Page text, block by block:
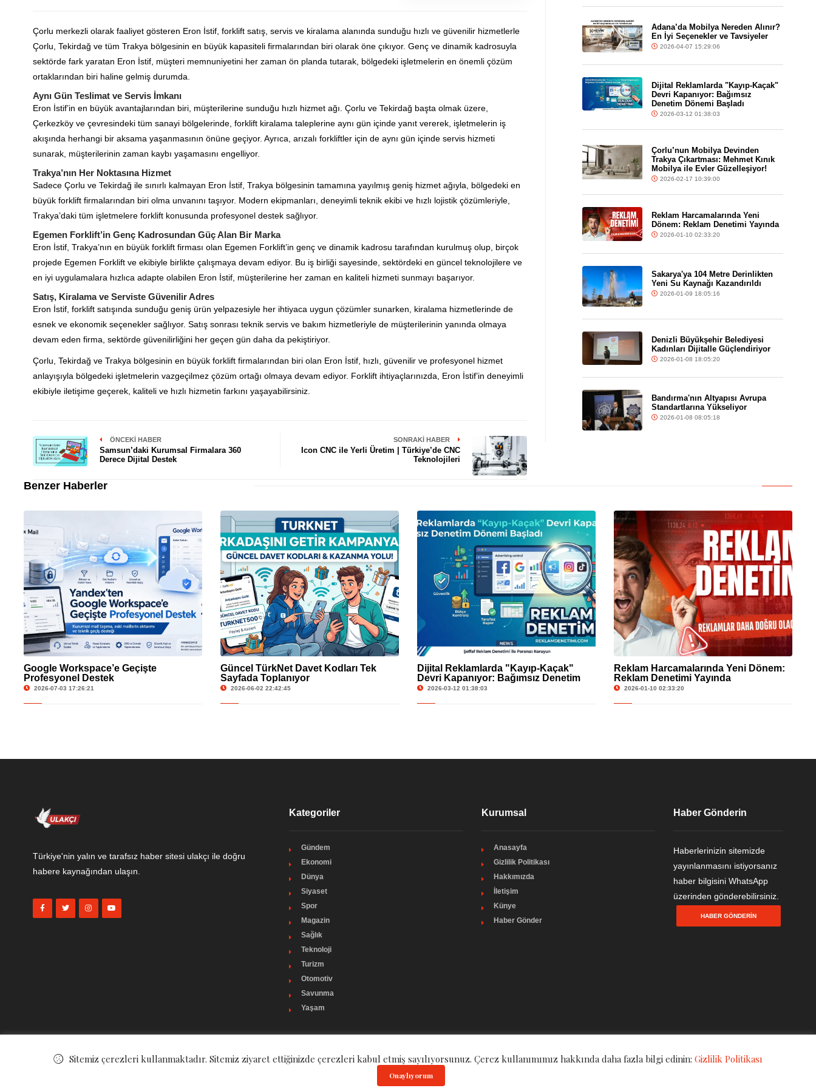
Çorlu merkezli olarak faaliyet gösteren Eron İstif, forklift satış, servis ve kiralama alanında sunduğu hızlı ve güvenilir hizmetlerle
Çorlu, Tekirdağ ve tüm Trakya bölgesinin en büyük kapasiteli firmalarından biri olarak öne çıkıyor. Genç ve dinamik kadrosuyla
sektörde fark yaratan Eron İstif, müşteri memnuniyetini her zaman ön planda tutarak, bölgedeki işletmelerin en önemli çözüm
ortaklarından biri haline gelmiş durumda.
Aynı Gün Teslimat ve Servis İmkanı
Eron İstif’in en büyük avantajlarından biri, müşterilerine sunduğu hızlı hizmet ağı. Çorlu ve Tekirdağ başta olmak üzere,
Çerkezköy ve çevresindeki tüm sanayi bölgelerinde, forklift kiralama taleplerine aynı gün içinde yanıt vererek, işletmelerin iş
akışında herhangi bir aksama yaşanmasının önüne geçiyor. Ayrıca, arızalı forkliftler için de aynı gün içinde servis hizmeti
sunarak, müşterilerinin zaman kaybı yaşamasını engelliyor.
Trakya’nın Her Noktasına Hizmet
Sadece Çorlu ve Tekirdağ ile sınırlı kalmayan Eron İstif, Trakya bölgesinin tamamına yayılmış geniş hizmet ağıyla, bölgedeki en
büyük forklift firmalarından biri olma unvanını taşıyor. Modern ekipmanları, deneyimli teknik ekibi ve hızlı lojistik çözümleriyle,
Trakya’daki tüm işletmelere forklift konusunda profesyonel destek sağlıyor.
Egemen Forklift’in Genç Kadrosundan Güç Alan Bir Marka
Eron İstif, Trakya’nın en büyük forklift firması olan Egemen Forklift’in genç ve dinamik kadrosu tarafından kurulmuş olup, birçok
projede Egemen Forklift ve ekibiyle birlikte çalışmaya devam ediyor. Bu iş birliği sayesinde, sektördeki en güncel teknolojilere ve
en iyi uygulamalara hızlıca adapte olabilen Eron İstif, müşterilerine her zaman en kaliteli hizmeti sunmayı başarıyor.
Satış, Kiralama ve Serviste Güvenilir Adres
Eron İstif, forklift satışında sunduğu geniş ürün yelpazesiyle her ihtiyaca uygun çözümler sunarken, kiralama hizmetlerinde de
esnek ve ekonomik seçenekler sağlıyor. Satış sonrası teknik servis ve bakım hizmetleriyle de müşterilerinin yanında olmaya
devam eden firma, sektörde güvenilirliğini her geçen gün daha da pekiştiriyor.
Çorlu, Tekirdağ ve Trakya bölgesinin en büyük forklift firmalarından biri olan Eron İstif, hızlı, güvenilir ve profesyonel hizmet
anlayışıyla bölgedeki işletmelerin vazgeçilmez çözüm ortağı olmaya devam ediyor. Forklift ihtiyaçlarınızda, Eron İstif’in deneyimli
ekibiyle iletişime geçerek, kaliteli ve hızlı hizmetin farkını yaşayabilirsiniz.
ÖNCEKI HABER
Samsun’daki Kurumsal Firmalara 360
Derece Dijital Destek
SONRAKI HABER
Icon CNC ile Yerli Üretim | Türkiye’de CNC
Teknolojileri
Adana’da Mobilya Nereden Alınır?
En İyi Seçenekler ve Tavsiyeler
2026-04-07 15:29:06
Dijital Reklamlarda "Kayıp-Kaçak"
Devri Kapanıyor: Bağımsız
Denetim Dönemi Başladı
2026-03-12 01:38:03
Çorlu’nun Mobilya Devinden
Trakya Çıkartması: Mehmet Kınık
Mobilya ile Evler Güzelleşiyor!
2026-02-17 10:39:00
Reklam Harcamalarında Yeni
Dönem: Reklam Denetimi Yayında
2026-01-10 02:33:20
Sakarya'ya 104 Metre Derinlikten
Yeni Su Kaynağı Kazandırıldı
2026-01-09 18:05:16
Denizli Büyükşehir Belediyesi
Kadınları Dijitalle Güçlendiriyor
2026-01-08 18:05:20
Bandırma'nın Altyapısı Avrupa
Standartlarına Yükseliyor
2026-01-08 08:05:18
Benzer Haberler
Google Workspace’e Geçişte
Profesyonel Destek
2026-07-03 17:26:21
Güncel TürkNet Davet Kodları Tek
Sayfada Toplanıyor
2026-06-02 22:42:45
Dijital Reklamlarda "Kayıp-Kaçak"
Devri Kapanıyor: Bağımsız Denetim
Dönemi Başladı
2026-03-12 01:38:03
Reklam Harcamalarında Yeni Dönem:
Reklam Denetimi Yayında
2026-01-10 02:33:20
Türkiye'nin yalın ve tarafsız haber sitesi ulakçı ile doğru
habere kaynağından ulaşın.
Kategoriler
Gündem
Ekonomi
Dünya
Siyaset
Spor
Magazin
Sağlık
Teknoloji
Turizm
Otomotiv
Savunma
Yaşam
Kurumsal
Anasayfa
Gizlilik Politikası
Hakkımızda
İletişim
Künye
Haber Gönder
Haber Gönderin
Haberlerinizin sitemizde
yayınlanmasını istiyorsanız
haber bilgisini WhatsApp
üzerinden gönderebilirsiniz.
HABER GÖNDERIN
Sitemiz çerezleri kullanmaktadır. Sitemiz ziyaret ettiğinizde çerezleri kabul etmiş sayılıyorsunuz. Çerez kullanımımız hakkında daha fazla bilgi edinin: Gizlilik Politikası
Onaylıyorum